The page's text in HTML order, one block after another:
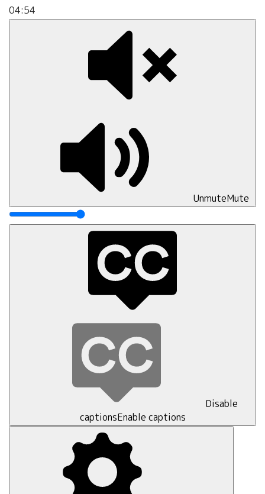
04:54
UnmuteMute
Disable
captionsEnable captions